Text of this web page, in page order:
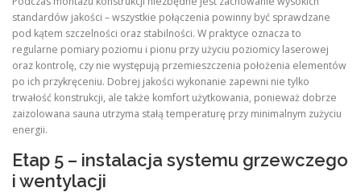
standardów jakości – wszystkie połączenia powinny być sprawdzane
pod kątem szczelności oraz stabilności. W praktyce oznacza to
regularne pomiary poziomu i pionu przy użyciu poziomicy laserowej
oraz kontrolę, czy nie występują przemieszczenia położenia elementów
po ich przykręceniu. Dobrej jakości wykonanie zapewni nie tylko
trwałość konstrukcji, ale także komfort użytkowania, ponieważ dobrze
zaizolowana sauna utrzyma stałą temperaturę przy minimalnym zużyciu
energii.
Etap 5 – instalacja systemu grzewczego
i wentylacji